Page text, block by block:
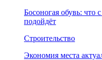
Босоногая обувь: что
подойдёт
Строительство
Экономия места